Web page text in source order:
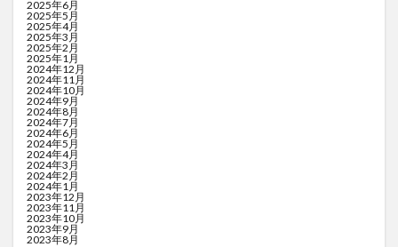
2025年6月
2025年5月
2025年4月
2025年3月
2025年2月
2025年1月
2024年12月
2024年11月
2024年10月
2024年9月
2024年8月
2024年7月
2024年6月
2024年5月
2024年4月
2024年3月
2024年2月
2024年1月
2023年12月
2023年11月
2023年10月
2023年9月
2023年8月